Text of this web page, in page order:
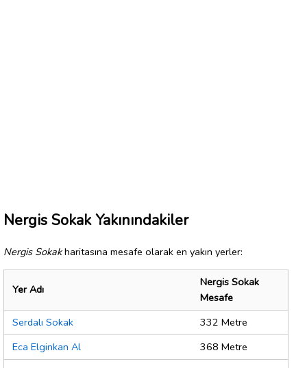
Nergis Sokak Yakınındakiler
Nergis Sokakharitasına mesafe olarak en yakın yerler:
Yer Adı
Nergis Sokak
Mesafe
Serdalı Sokak
332 Metre
Eca Elginkan Al
368 Metre